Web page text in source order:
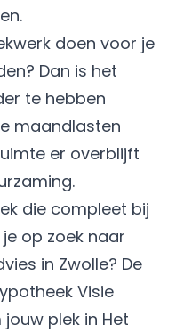
doen voor je
Dan is het
te hebben
maandlasten
er overblijft
die compleet bij
op zoek naar
in Zwolle? De
Visie
plek in Het